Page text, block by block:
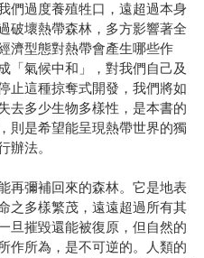
們過度養殖牲口，遠超過本身
破壞熱帶森林，多方影響著全
濟型態對熱帶會產生哪些作
「氣候中和」，對我們自己及
止這種掠奪式開發，我們將如
去多少生物多樣性，是本書的
則是希望能呈現熱帶世界的獨
辦法。
再彌補回來的森林。它是地表
之多樣繁茂，遠遠超過所有其
旦摧毀還能被復原，但自然的
作所為，是不可逆的。人類的